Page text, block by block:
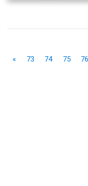
« 73 74 75 76